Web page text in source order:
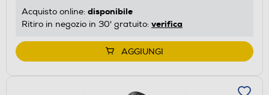
Acquisto online: disponibile
Ritiro in negozio in 30' gratuito: verifica
AGGIUNGI